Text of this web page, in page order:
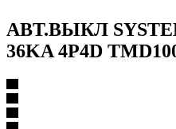
АВТ.ВЫКЛ
36KA 4P4D